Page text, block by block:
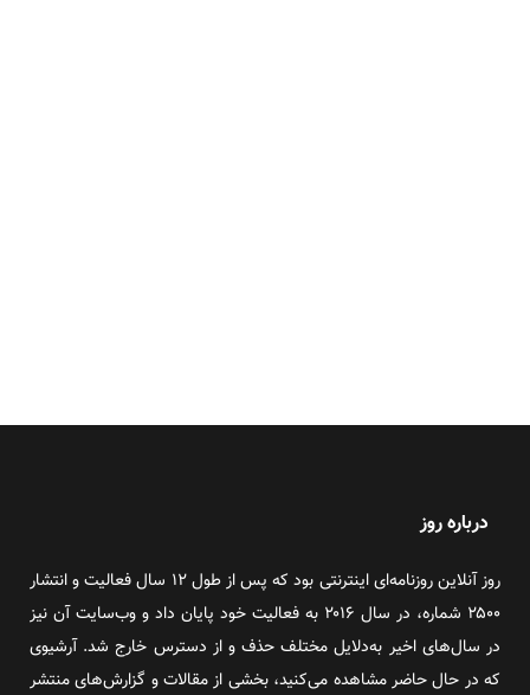
درباره روز
روز آنلاین روزنامه‌ای اینترنتی بود که پس از طول ۱۲ سال فعالیت و انتشار
۲۵۰۰ شماره، در سال ۲۰۱۶ به فعالیت خود پایان داد و وب‌سایت آن نیز
در سال‌های اخیر به‌دلایل مختلف حذف و از دسترس خارج شد. آرشیوی
که در حال حاضر مشاهده می‌کنید، بخشی از مقالات و گزارش‌های منتشر